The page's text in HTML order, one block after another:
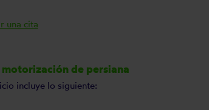
una cita
de persiana
incluye lo siguiente: